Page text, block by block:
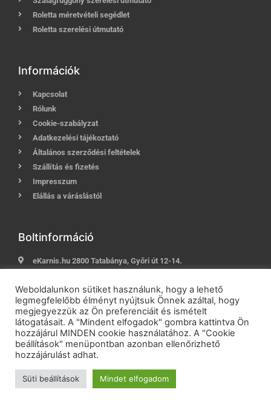
Roletta méretvételi segédlet
Roletta szerelési útmutató
Információk
Kapcsolat
Rólunk
Cookie-szabályzat
Adatkezelési tájékoztató
Általános szerződési feltételek
Szállítás és fizetés
Impresszum
Elállás a váráslástól
Boltinformáció
eKarnis.hu 2800 Tatabánya, Győri út 12-14.
E-mail:info@ekarnis.hu
2021 © eKarnis.hu| Karnis és Függöny Webáruház | Minden
jog fenntartva!
Powered by
Weboldalunkon sütiket használunk, hogy a lehető
legmegfelelőbb élményt nyújtsuk Önnek azáltal, hogy
megjegyezzük az Ön preferenciáit és ismételt
látogatásait. A "Mindent elfogadok" gombra kattintva Ön
hozzájárul MINDEN cookie használatához. A "Cookie
beállítások" menüpontban azonban ellenőrizhető
hozzájárulást adhat.
Süti beállítások Mindet elfogadom